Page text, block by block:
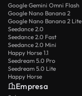
Google Gemini Omni Flash
Google Nano Banana 2
Google Nano Banana 2 Lite
Seedance 2.0
Seedance 2.0 Fast
Seedance 2.0 Mini
Happy Horse 1.1
Seedream 5.0 Pro
Seedream 5.0 Lite
Happy Horse
Empresa